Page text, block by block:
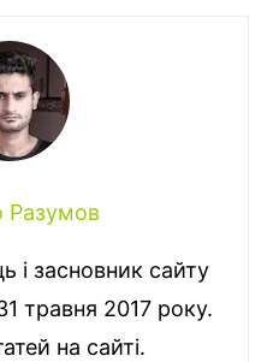
Разумов
і засновник сайту
травня 2017 року.
на сайті.